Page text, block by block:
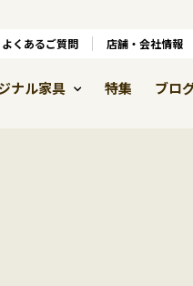
ンショップ よくあるご質問
ナル家具 特集 ブロ
よくあるご質問 店舗・会社情報